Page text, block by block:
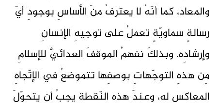
والمعاد، كما أنّهُ لا يعترفُ منَ الأساسِ بوجودِ أيّ
رسالةٍ سماويّةٍ تعملُ على توجيهِ الإنسانِ
وإرشادِه. وبذلكَ نفهمُ الموقفَ العدائيَّ للإسلامِ
مِن هذهِ التوجّهاتِ بوصفِها تتموضعُ في الإتّجاهِ
المعاكسِ له، وعندَ هذه النّقطةِ يجبُ أن يتحوّلَ